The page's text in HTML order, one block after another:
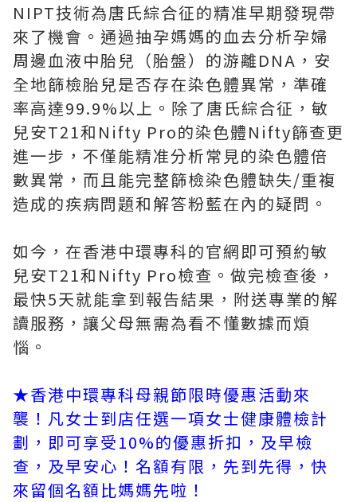
NIPT技術為唐氏綜合征的精准早期發現帶
來了機會。通過抽孕媽媽的血去分析孕婦
周邊血液中胎兒（胎盤）的游離DNA，安
全地篩檢胎兒是否存在染色體異常，準確
率高達99.9%以上。除了唐氏綜合征，敏
兒安T21和Nifty Pro的染色體Nifty篩查更
進一步，不僅能精准分析常見的染色體倍
數異常，而且能完整篩檢染色體缺失/重複
造成的疾病問題和解答粉藍在內的疑問。
如今，在香港中環專科的官網即可預約敏
兒安T21和Nifty Pro檢查。做完檢查後，
最快5天就能拿到報告結果，附送專業的解
讀服務，讓父母無需為看不懂數據而煩
惱。
★香港中環專科母親節限時優惠活動來
襲！凡女士到店任選一項女士健康體檢計
劃，即可享受10%的優惠折扣，及早檢
查，及早安心！名額有限，先到先得，快
來留個名額比媽媽先啦！